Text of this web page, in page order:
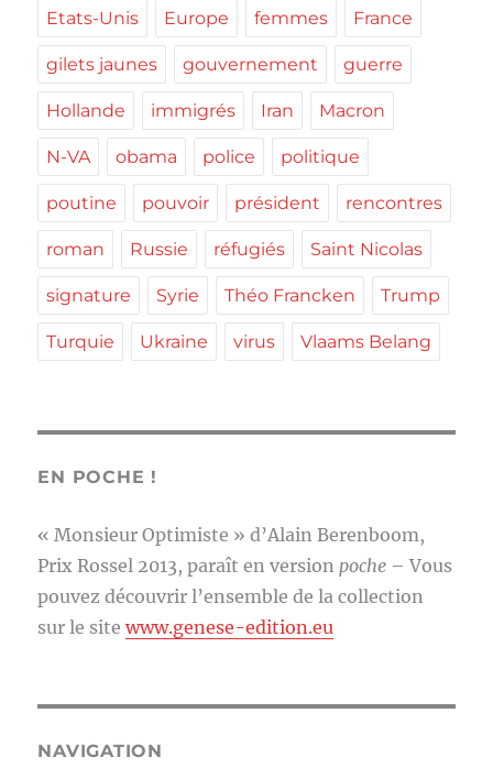
Etats-Unis Europe femmes France
gilets jaunes gouvernement guerre
Hollande immigrés Iran Macron
N-VA obama police politique
poutine pouvoir président rencontres
roman Russie réfugiés Saint Nicolas
signature Syrie Théo Francken Trump
Turquie Ukraine virus Vlaams Belang
EN POCHE !
« Monsieur Optimiste » d’Alain Berenboom,
Prix Rossel 2013, paraît en version poche – Vous
pouvez découvrir l’ensemble de la collection
sur le sitewww.genese-edition.eu
NAVIGATION